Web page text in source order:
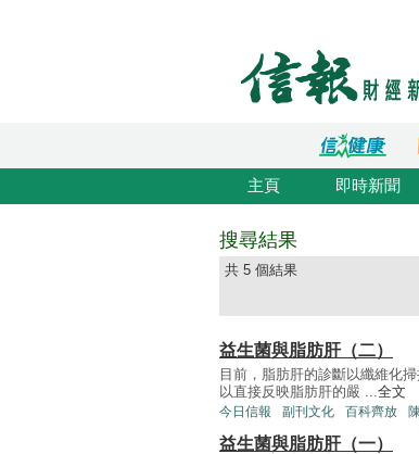
主頁 即時新聞
搜尋結果
共 5 個結果
益生菌與脂肪肝（二）
目前，脂肪肝的診斷以纖維化
以直接反映脂肪肝的嚴 ...全文
今日信報 副刊文化 百科齊放
益生菌與脂肪肝（一）